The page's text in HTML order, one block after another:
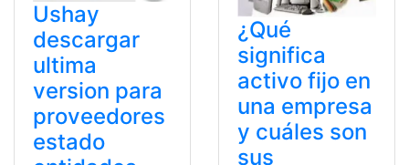
Ushay
descargar
ultima
version para
proveedores
estado
¿Qué
significa
activo fijo en
una empresa
y cuáles son
sus